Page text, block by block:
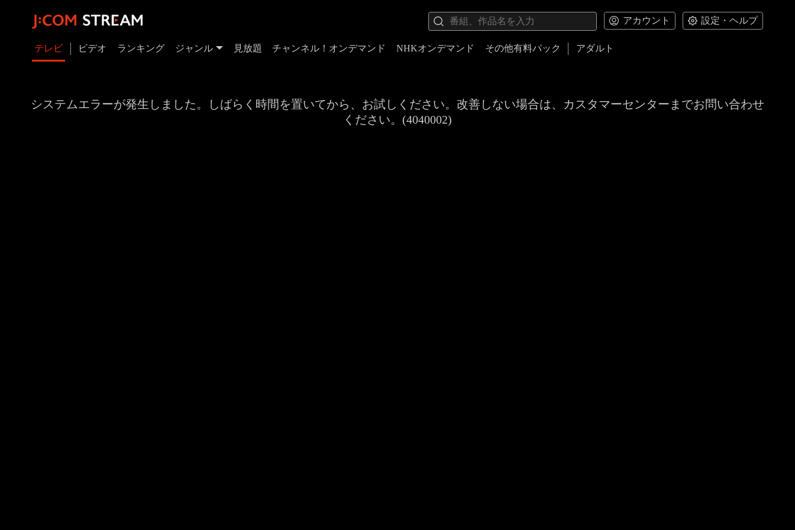
アカウント 設定・ヘルプ
テレビ ビデオ ランキング ジャンル 見放題 チャンネル！オンデマンド NHKオンデマンド その他有料パック アダルト
システムエラーが発生しました。しばらく時間を置いてから、お試しください。改善しない場合は、カスタマーセンターまでお問い合わせ
ください。(4040002)